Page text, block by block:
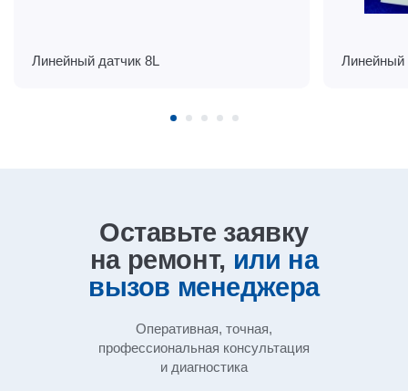
Линейный датчик 8L Линейный
Оставьте заявку
на ремонт, или на
вызов менеджера
Оперативная, точная,
профессиональная консультация
и диагностика